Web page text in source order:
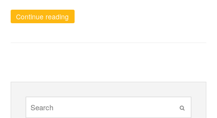
Continue reading